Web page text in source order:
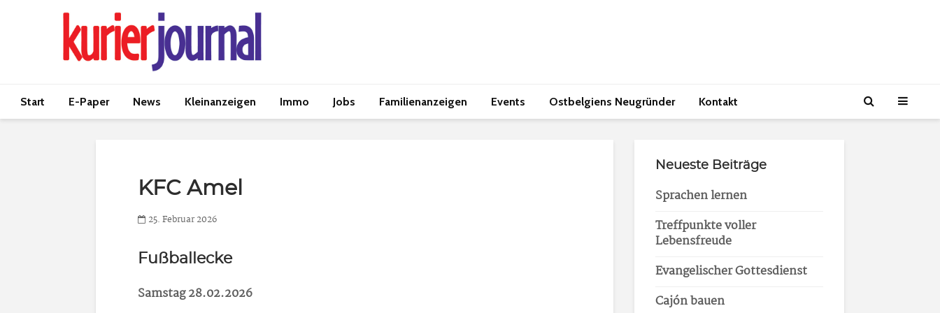
Start E-Paper News Kleinanzeigen Immo Jobs Familienanzeigen Events Ostbelgiens Neugründer Kontakt
KFC Amel
25. Februar 2026
Fußballecke
Samstag 28.02.2026
Neueste Beiträge
Sprachen lernen
Treffpunkte voller
Lebensfreude
Evangelischer Gottesdienst
Cajón bauen